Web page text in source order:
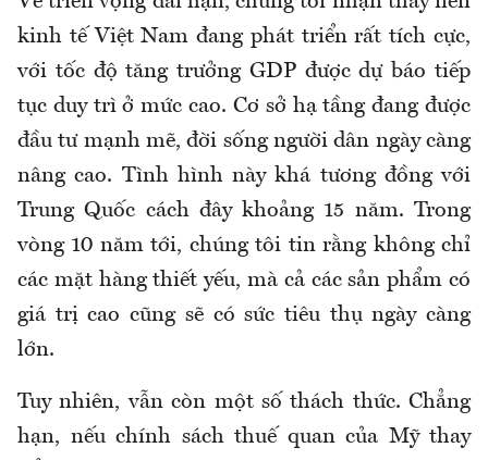
kinh tế Việt Nam đang phát triển rất tích cực,
với tốc độ tăng trưởng GDP được dự báo tiếp
tục duy trì ở mức cao. Cơ sở hạ tầng đang được
đầu tư mạnh mẽ, đời sống người dân ngày càng
nâng cao. Tình hình này khá tương đồng với
Trung Quốc cách đây khoảng 15 năm. Trong
vòng 10 năm tới, chúng tôi tin rằng không chỉ
các mặt hàng thiết yếu, mà cả các sản phẩm có
giá trị cao cũng sẽ có sức tiêu thụ ngày càng
lớn.
Tuy nhiên, vẫn còn một số thách thức. Chẳng
hạn, nếu chính sách thuế quan của Mỹ thay